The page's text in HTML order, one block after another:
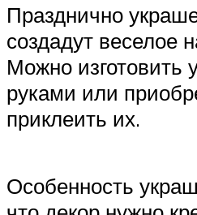
Празднично
создадут веселое
Можно изготовить
руками или
приклеить их.
Особенность